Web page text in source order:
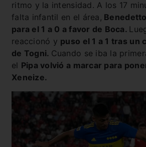
ritmo y la intensidad. A los 17
falta infantil en el área,
para el 1 a 0 a favor de Boca.
reaccionó y puso el 1 a 1 tras un
de Togni. Cuando se iba la
el Pipa volvió a marcar para
Xeneize.